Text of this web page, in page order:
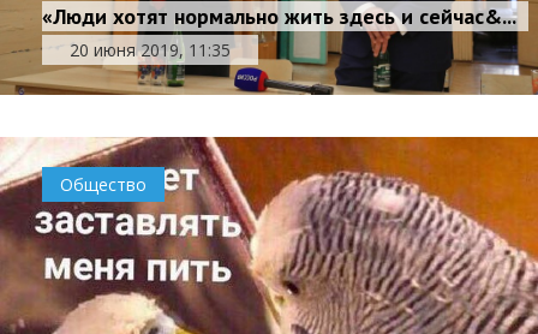
«Люди хотят нормально жить здесь и сейчас&...
20 июня 2019, 11:35
Общество